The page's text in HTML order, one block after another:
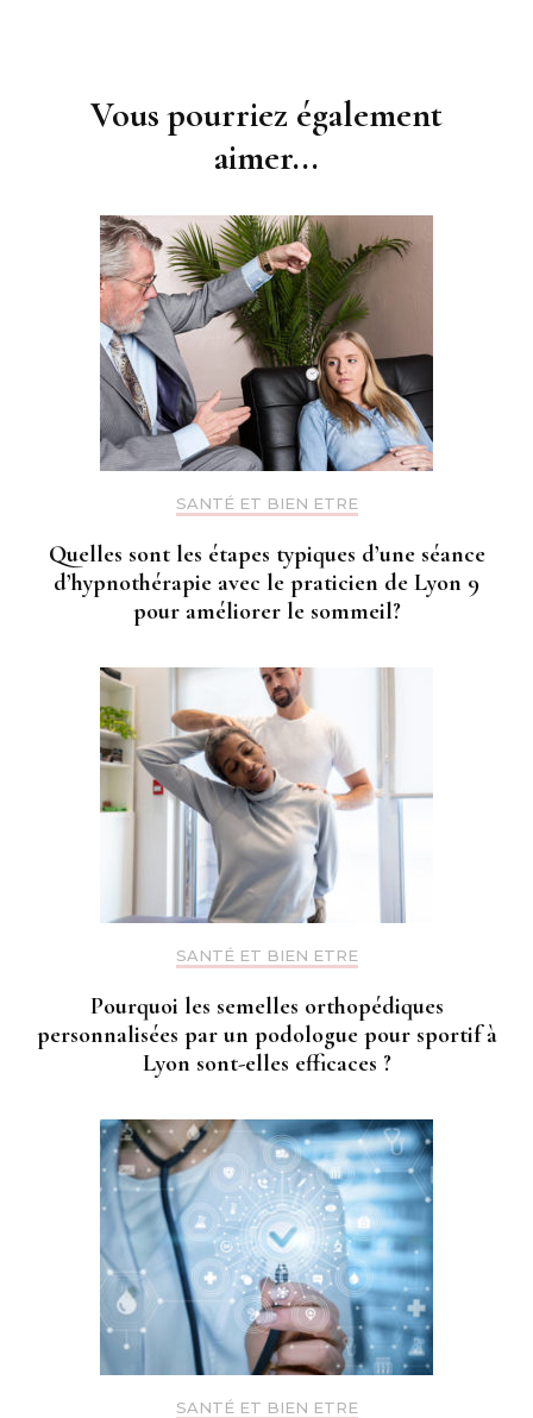
Vous pourriez également
aimer...
SANTÉ ET BIEN ETRE
Quelles sont les étapes typiques d’une séance
d’hypnothérapie avec le praticien de Lyon 9
pour améliorer le sommeil?
SANTÉ ET BIEN ETRE
Pourquoi les semelles orthopédiques
personnalisées par un podologue pour sportif à
Lyon sont-elles efficaces ?
SANTÉ ET BIEN ETRE